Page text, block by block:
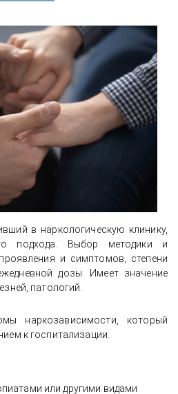
в наркологическую клинику,
подхода. Выбор методики и
и симптомов, степени
дозы. Имеет значение
патологий.
наркозависимости, который
к госпитализации:
или другими видами